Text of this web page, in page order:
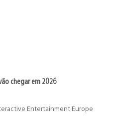
chegar em 2026
Entertainment Europe